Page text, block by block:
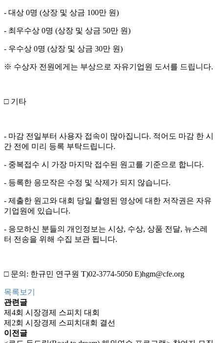
- 대상 0명 (상장 및 상금 100만 원)
- 최우수상 0명 (상장 및 상금 50만 원)
- 우수상 0명 (상장 및 상금 30만 원)
※ 수상자 전원에게는 부상으로 자유기업원 도서를 드립니다.
□ 기타
- 마감 전일부터 사용자 접속이 많아집니다. 적어도 마감 한 시
간 전에 미리 등록 부탁드립니다.
- 중복접수 시 가장 마지막 접수된 원고를 기준으로 합니다.
- 등록한 응모작은 수정 및 삭제가 되지 않습니다.
- 제출한 원고와 대회 당일 촬영된 영상에 대한 저작권은 자유
기업원에 있습니다.
- 응모하신 분들의 개인정보는 시상, 수상, 상품 전달, 뉴스레
터 전송을 위해 수집 보관 됩니다.
□ 문의: 한규민 연구원 T)02-3774-5050 E)hgm@cfe.org
목록보기
관련글
제4회 시장경제 스피치 대회
제2회 시장경제 스피치대회 결선
이전글